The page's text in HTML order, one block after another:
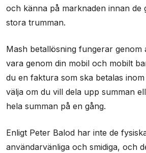
och känna på marknaden innan de
stora trumman.
Mash betallösning fungerar genom
vara genom din mobil och mobilt
du en faktura som ska betalas
välja om du vill dela upp summan
hela summan på en gång.
Enligt Peter Balod har inte de
användarvänliga och smidiga, och